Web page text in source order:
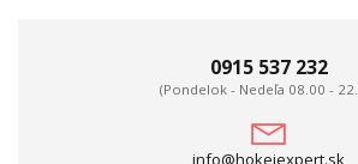
0915 537 232
(Pondelok - Nedeľa 08.00 -